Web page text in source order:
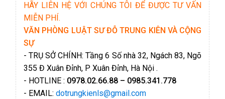
HÃY LIÊN HỆ VỚI CHÚNG TÔI ĐỂ ĐƯỢC TƯ VẤN
MIỄN PHÍ.
VĂN PHÒNG LUẬT SƯ ĐỖ TRUNG KIÊN VÀ CỘNG
SỰ
- TRỤ SỞ CHÍNH: Tầng 6 Số nhà 32, Ngách 83, Ngõ
355 Đ Xuân Đỉnh, P Xuân Đỉnh, Hà Nội .
- HOTLINE : 0978.02.66.88 – 0985.341.778
- EMAIL: dotrungkienls@gmail.com